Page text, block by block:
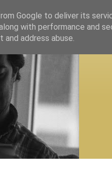
Google to deliver its
with performance and
address abuse.